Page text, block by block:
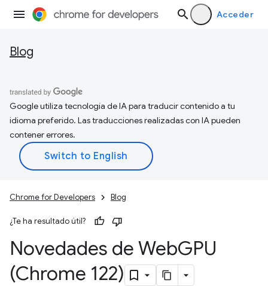
Acceder
Blog
Google utiliza tecnología de IA para traducir contenido a tu
idioma preferido. Las traducciones realizadas con IA pueden
contener errores.
Chrome for Developers Blog
¿Te ha resultado útil?
Novedades de WebGPU
(Chrome 122)